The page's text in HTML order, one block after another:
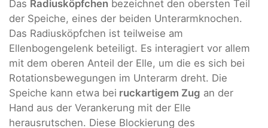
Das Radiusköpfchen bezeichnet den obersten Teil
der Speiche, eines der beiden Unterarmknochen.
Das Radiusköpfchen ist teilweise am
Ellenbogengelenk beteiligt. Es interagiert vor allem
mit dem oberen Anteil der Elle, um die es sich bei
Rotationsbewegungen im Unterarm dreht. Die
Speiche kann etwa bei ruckartigem Zug an der
Hand aus der Verankerung mit der Elle
herausrutschen. Diese Blockierung des